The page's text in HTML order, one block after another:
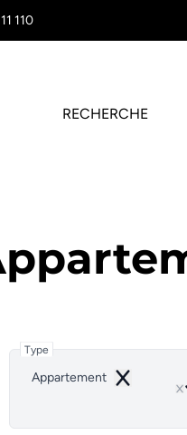
110
RECHERCHE
Type
Appartement
Remove